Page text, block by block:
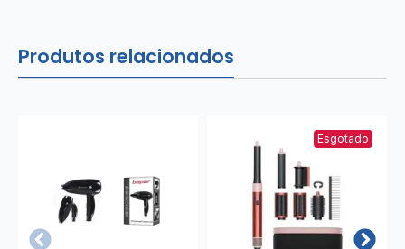
Produtos relacionados
Esgotado